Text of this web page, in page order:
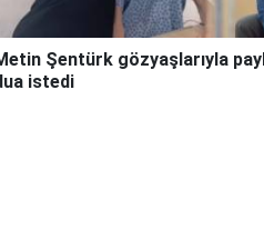
Şentürk gözyaşlarıyla
istedi